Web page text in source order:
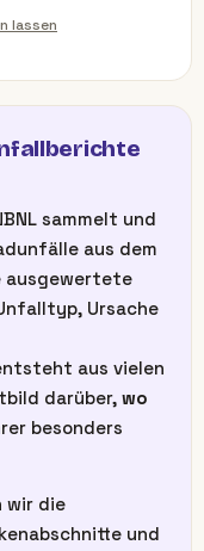
lassen
sammelt und
aus dem
ausgewertete
Ursache
aus vielen
darüber, wo
besonders
wir die
und